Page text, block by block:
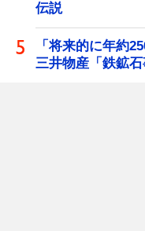
伝説
「将来的に年約
三井物産「鉄鉱